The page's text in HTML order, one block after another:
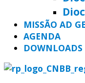
MISSÃO AD
AGENDA
DOWNLOADS